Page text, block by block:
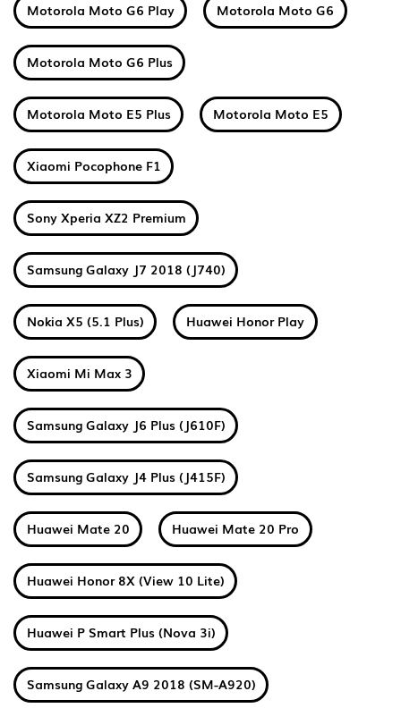
Motorola Moto G6 Play Motorola Moto G6
Motorola Moto G6 Plus
Motorola Moto E5 Plus Motorola Moto E5
Xiaomi Pocophone F1
Sony Xperia XZ2 Premium
Samsung Galaxy J7 2018 (J740)
Nokia X5 (5.1 Plus) Huawei Honor Play
Xiaomi Mi Max 3
Samsung Galaxy J6 Plus (J610F)
Samsung Galaxy J4 Plus (J415F)
Huawei Mate 20 Huawei Mate 20 Pro
Huawei Honor 8X (View 10 Lite)
Huawei P Smart Plus (Nova 3i)
Samsung Galaxy A9 2018 (SM-A920)